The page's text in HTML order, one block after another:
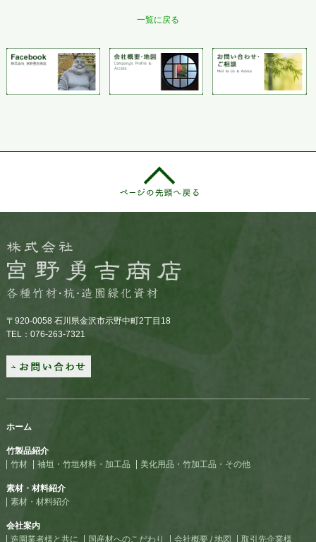
一覧に戻る
〒920-0058 石川県金沢市示野中町2丁目18
TEL：076-263-7321
ホーム
竹製品紹介
竹材
袖垣・竹垣材料・加工品 美化用品・竹加工品・その他
素材・材料紹介
素材・材料紹介
会社案内
造園業者様と共に
国産材へのこだわり 会社概要 / 地図 取引先企業様